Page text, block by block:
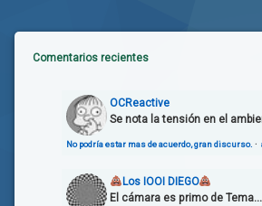
Comentarios recientes
OCReactive
Se nota la tensión en el
No podría estar mas de acuerdo, gran discurso. ·
Los IOOI DIEGO
El cámara es primo de